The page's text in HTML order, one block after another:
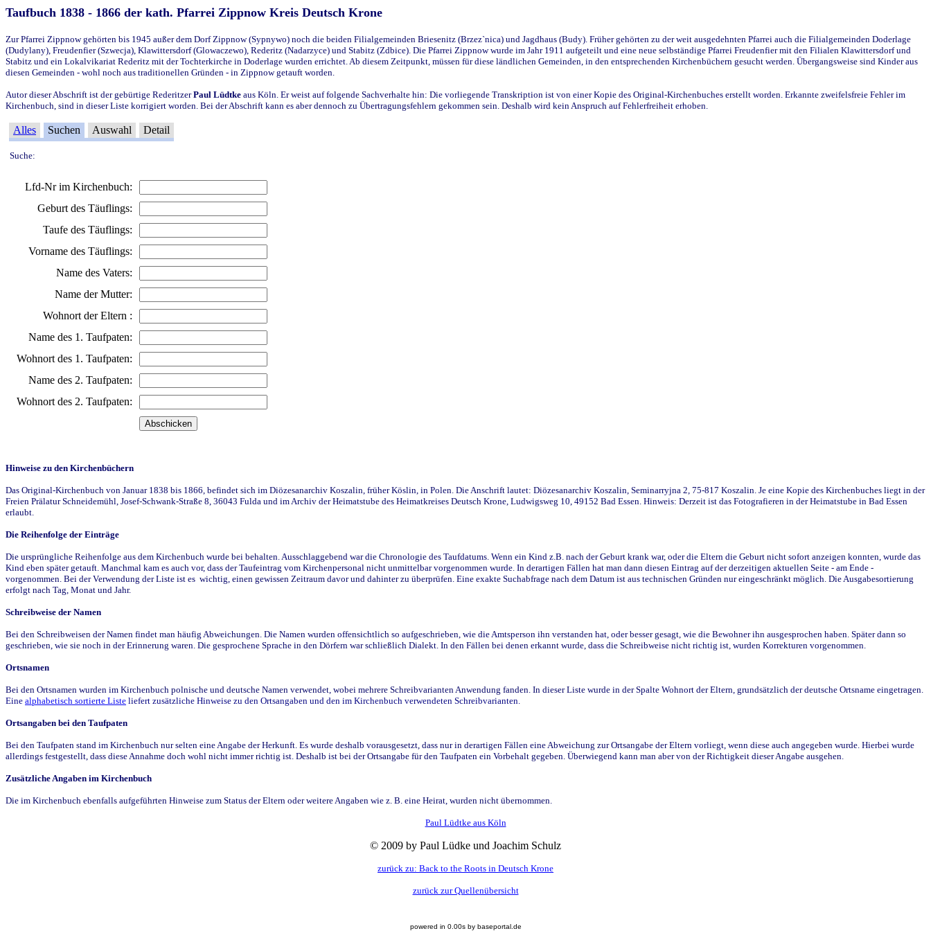
Taufbuch 1838 - 1866 der kath. Pfarrei Zippnow Kreis Deutsch Krone
Zur Pfarrei Zippnow gehörten bis 1945 außer dem Dorf Zippnow (Sypnywo) noch die beiden Filialgemeinden Briesenitz (Brzez`nica) und Jagdhaus (Budy). Früher gehörten zu der weit ausgedehnten Pfarrei auch die Filialgemeinden Doderlage
(Dudylany), Freudenfier (Szwecja), Klawittersdorf (Glowaczewo), Rederitz (Nadarzyce) und Stabitz (Zdbice). Die Pfarrei Zippnow wurde im Jahr 1911 aufgeteilt und eine neue selbständige Pfarrei Freudenfier mit den Filialen Klawittersdorf und
Stabitz und ein Lokalvikariat Rederitz mit der Tochterkirche in Doderlage wurden errichtet. Ab diesem Zeitpunkt, müssen für diese ländlichen Gemeinden, in den entsprechenden Kirchenbüchern gesucht werden. Übergangsweise sind Kinder aus
diesen Gemeinden - wohl noch aus traditionellen Gründen - in Zippnow getauft worden.
Autor dieser Abschrift ist der gebürtige RederitzerPaul Lüdtke aus Köln. Er weist auf folgende Sachverhalte hin: Die vorliegende Transkription ist von einer Kopie des Original-Kirchenbuches erstellt worden. Erkannte zweifelsfreie Fehler im
Kirchenbuch, sind in dieser Liste korrigiert worden. Bei der Abschrift kann es aber dennoch zu Übertragungsfehlern gekommen sein. Deshalb wird kein Anspruch auf Fehlerfreiheit erhoben.
Alles Suchen Auswahl Detail
Suche:
Lfd-Nr im Kirchenbuch:
Geburt des Täuflings:
Taufe des Täuflings:
Vorname des Täuflings:
Name des Vaters:
Name der Mutter:
Wohnort der Eltern :
Name des 1. Taufpaten:
Wohnort des 1. Taufpaten:
Name des 2. Taufpaten:
Wohnort des 2. Taufpaten:
Hinweise zu den Kirchenbüchern
Das Original-Kirchenbuch von Januar 1838 bis 1866, befindet sich im Diözesanarchiv Koszalin, früher Köslin, in Polen. Die Anschrift lautet: Diözesanarchiv Koszalin, Seminarryjna 2, 75-817 Koszalin. Je eine Kopie des Kirchenbuches liegt in der
Freien Prälatur Schneidemühl, Josef-Schwank-Straße 8, 36043 Fulda und im Archiv der Heimatstube des Heimatkreises Deutsch Krone, Ludwigsweg 10, 49152 Bad Essen. Hinweis: Derzeit ist das Fotografieren in der Heimatstube in Bad Essen
erlaubt.
Die Reihenfolge der Einträge
Die ursprüngliche Reihenfolge aus dem Kirchenbuch wurde bei behalten. Ausschlaggebend war die Chronologie des Taufdatums. Wenn ein Kind z.B. nach der Geburt krank war, oder die Eltern die Geburt nicht sofort anzeigen konnten, wurde das
Kind eben später getauft. Manchmal kam es auch vor, dass der Taufeintrag vom Kirchenpersonal nicht unmittelbar vorgenommen wurde. In derartigen Fällen hat man dann diesen Eintrag auf der derzeitigen aktuellen Seite - am Ende -
vorgenommen. Bei der Verwendung der Liste ist es wichtig, einen gewissen Zeitraum davor und dahinter zu überprüfen. Eine exakte Suchabfrage nach dem Datum ist aus technischen Gründen nur eingeschränkt möglich. Die Ausgabesortierung
erfolgt nach Tag, Monat und Jahr.
Schreibweise der Namen
Bei den Schreibweisen der Namen findet man häufig Abweichungen. Die Namen wurden offensichtlich so aufgeschrieben, wie die Amtsperson ihn verstanden hat, oder besser gesagt, wie die Bewohner ihn ausgesprochen haben. Später dann so
geschrieben, wie sie noch in der Erinnerung waren. Die gesprochene Sprache in den Dörfern war schließlich Dialekt. In den Fällen bei denen erkannt wurde, dass die Schreibweise nicht richtig ist, wurden Korrekturen vorgenommen.
Ortsnamen
Bei den Ortsnamen wurden im Kirchenbuch polnische und deutsche Namen verwendet, wobei mehrere Schreibvarianten Anwendung fanden. In dieser Liste wurde in der Spalte Wohnort der Eltern, grundsätzlich der deutsche Ortsname eingetragen.
Eine alphabetisch sortierte Liste liefert zusätzliche Hinweise zu den Ortsangaben und den im Kirchenbuch verwendeten Schreibvarianten.
Ortsangaben bei den Taufpaten
Bei den Taufpaten stand im Kirchenbuch nur selten eine Angabe der Herkunft. Es wurde deshalb vorausgesetzt, dass nur in derartigen Fällen eine Abweichung zur Ortsangabe der Eltern vorliegt, wenn diese auch angegeben wurde. Hierbei wurde
allerdings festgestellt, dass diese Annahme doch wohl nicht immer richtig ist. Deshalb ist bei der Ortsangabe für den Taufpaten ein Vorbehalt gegeben. Überwiegend kann man aber von der Richtigkeit dieser Angabe ausgehen.
Zusätzliche Angaben im Kirchenbuch
Die im Kirchenbuch ebenfalls aufgeführten Hinweise zum Status der Eltern oder weitere Angaben wie z. B. eine Heirat, wurden nicht übernommen.
Paul Lüdtke aus Köln
© 2009 by Paul Lüdke und Joachim Schulz
zurück zu: Back to the Roots in Deutsch Krone
zurück zur Quellenübersicht
powered in 0.00s by baseportal.de